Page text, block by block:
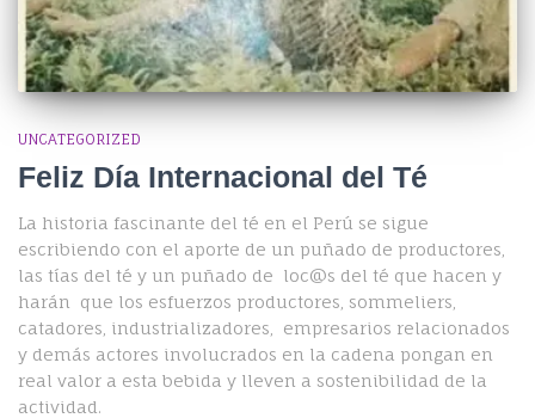
UNCATEGORIZED
Feliz Día Internacional del Té
La historia fascinante del té en el Perú se sigue
escribiendo con el aporte de un puñado de productores,
las tías del té y un puñado de loc@s del té que hacen y
harán que los esfuerzos productores, sommeliers,
catadores, industrializadores, empresarios relacionados
y demás actores involucrados en la cadena pongan en
real valor a esta bebida y lleven a sostenibilidad de la
actividad.